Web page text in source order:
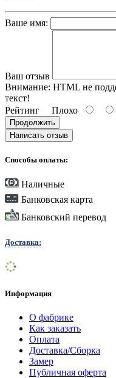
Ваше имя:
Ваш отзыв
Внимание: HTML не
текст!
Рейтинг Плохо
Продолжить
Написать отзыв
Способы оплаты:
Наличные
Банковская карта
Банковский перевод
Доставка:
Информация
О фабрике
Как заказать
Оплата
Доставка/Сборка
Замер
Публичная оферта